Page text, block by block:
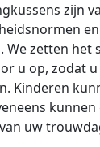
zijn
We zetten het
u op, zodat
Kinderen
uw